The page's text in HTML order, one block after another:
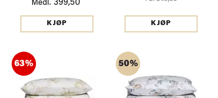
Medl. 399,50
KJØP KJØP
63% 50%